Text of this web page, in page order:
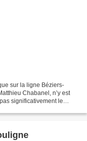
sur la ligne Béziers-
Chabanel, n’y est
significativement le